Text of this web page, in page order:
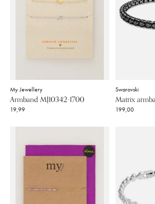
My Jewellery
Armband MJ10342-1700
19,99
Swarovski
Matrix
199,00